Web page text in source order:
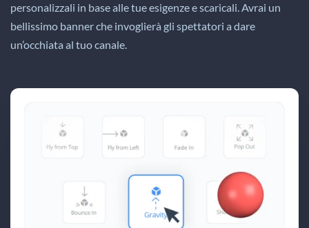
personalizzali in base alle tue esigenze e scaricali. Avrai un
bellissimo banner che invoglierà gli spettatori a dare
un’occhiata al tuo canale.